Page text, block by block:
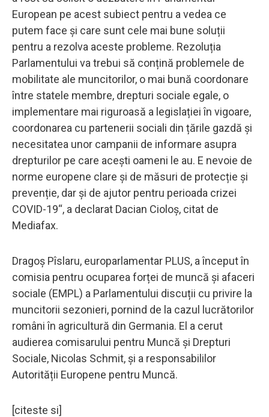
European pe acest subiect pentru a vedea ce
putem face și care sunt cele mai bune soluții
pentru a rezolva aceste probleme. Rezoluția
Parlamentului va trebui să conțină problemele de
mobilitate ale muncitorilor, o mai bună coordonare
între statele membre, drepturi sociale egale, o
implementare mai riguroasă a legislației în vigoare,
coordonarea cu partenerii sociali din țările gazdă și
necesitatea unor campanii de informare asupra
drepturilor pe care acești oameni le au. E nevoie de
norme europene clare și de măsuri de protecție și
prevenție, dar și de ajutor pentru perioada crizei
COVID-19“, a declarat Dacian Cioloș, citat de
Mediafax.
Dragoș Pîslaru, europarlamentar PLUS, a început în
comisia pentru ocuparea forței de muncă și afaceri
sociale (EMPL) a Parlamentului discuții cu privire la
muncitorii sezonieri, pornind de la cazul lucrătorilor
români în agricultură din Germania. El a cerut
audierea comisarului pentru Muncă și Drepturi
Sociale, Nicolas Schmit, și a responsabililor
Autorității Europene pentru Muncă.
[citeste si]